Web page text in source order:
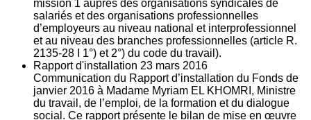
mission 1 auprès des organisations syndicales de
salariés et des organisations professionnelles
d’employeurs au niveau national et interprofessionnel
et au niveau des branches professionnelles (article R.
2135‐28 I 1°) et 2°) du code du travail).
Rapport d'installation 23 mars 2016
Communication du Rapport d’installation du Fonds de
janvier 2016 à Madame Myriam EL KHOMRI, Ministre
du travail, de l’emploi, de la formation et du dialogue
social. Ce rapport présente le bilan de mise en œuvre